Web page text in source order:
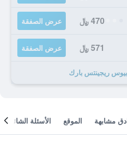
470 ﷼ عرض الصفقة
571 ﷼ عرض الصفقة
مشابهة الموقع الأسئلة الشائعة